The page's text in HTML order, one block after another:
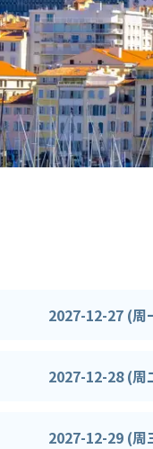
2027-12-27 (周
2027-12-28 (周
2027-12-29 (周